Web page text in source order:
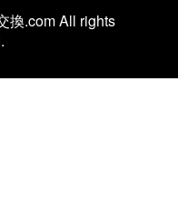
換.com All rights